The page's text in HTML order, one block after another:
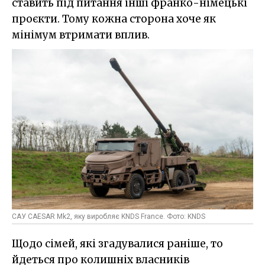
ставить під питання інші франко-німецькі
проєкти. Тому кожна сторона хоче як
мінімум втримати вплив.
САУ CAESAR Mk2, яку виробляє KNDS France. Фото: KNDS
Щодо сімей, які згадувалися раніше, то
йдеться про колишніх власників